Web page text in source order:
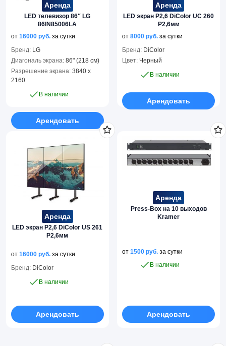
Аренда
LED телевизор 86″ LG
86IN85006LA
от 16000 руб. за сутки
Бренд: LG
Диагональ экрана: 86" (218 см)
Разрешение экрана: 3840 x
2160
В наличии
Арендовать
Аренда
LED экран P2,6 DiColor UC 260
P2,6мм
от8000руб. за сутки
Бренд: DiColor
Цвет: Черный
В наличии
Арендовать
Аренда
LED экран P2,6 DiColor US 261
P2,6мм
от 16000 руб. за сутки
Бренд: DiColor
В наличии
Арендовать
Аренда
Press-Box на 10 выходов
Kramer
от1500руб. за сутки
В наличии
Арендовать